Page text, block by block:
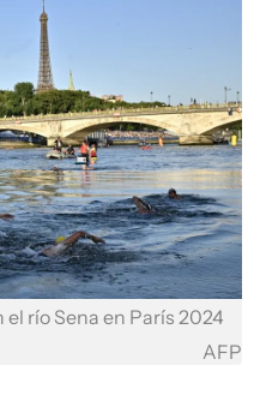
río Sena en París 2024
AFP